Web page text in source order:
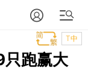
T中
跑赢大